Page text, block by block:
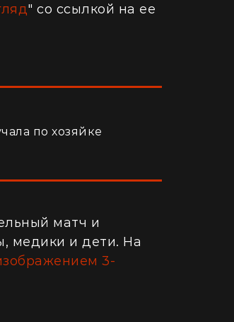
" со ссылкой на ее
по хозяйке
матч и
медики и дети. На
3-